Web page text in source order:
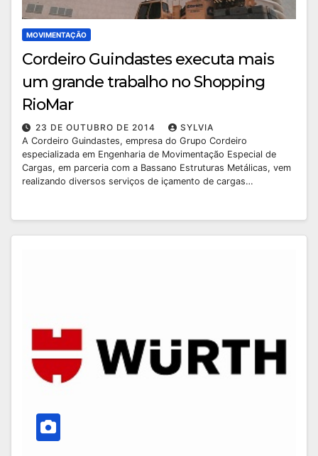
MOVIMENTAÇÃO
Cordeiro Guindastes executa mais
um grande trabalho no Shopping
RioMar
23 DE OUTUBRO DE 2014
SYLVIA
A Cordeiro Guindastes, empresa do Grupo Cordeiro
especializada em Engenharia de Movimentação Especial de
Cargas, em parceria com a Bassano Estruturas Metálicas, vem
realizando diversos serviços de içamento de cargas…